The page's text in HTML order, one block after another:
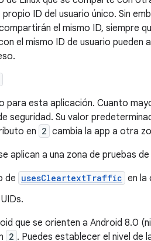
ID del usuario único. Sin
el mismo ID, siempre
el mismo ID de usuario
para esta aplicación. Cuanto
seguridad. Su valor
en 2 cambia la app a otra
aplican a una zona de pruebas de
de usesCleartextTraffic en la
que se orienten a Android 8.0
2 . Puedes establecer el nivel de